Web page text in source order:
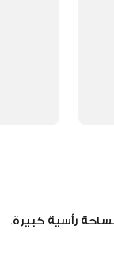
رأسية كبيرة.